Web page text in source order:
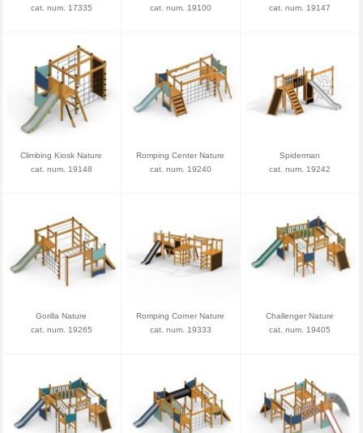
cat. num. 17335
cat. num. 19100
cat. num. 19147
Climbing Kiosk Nature
cat. num. 19148
Romping Center Nature
cat. num. 19240
Spiderman
cat. num. 19242
Gorilla Nature
cat. num. 19265
Romping Corner Nature
cat. num. 19333
Challenger Nature
cat. num. 19405